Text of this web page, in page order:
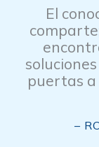
El
puertas a
–